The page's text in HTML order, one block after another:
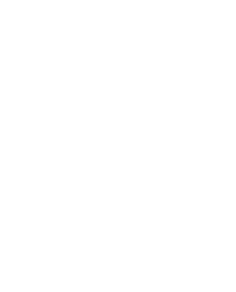
Por parte visitante, el
jugadores superaron la
Diallo y Sedekerkis
mostrando el poderío
Emotivo
La jornada tuvo también
Palacio de Deportes vivió
asistente del Baskonia,
al frente del banquillo